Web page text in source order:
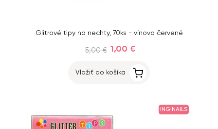
Glitrové tipy na nechty, 70ks - vínovo červené
5,00 € 1,00 €
Vložiť do košíka
INGINAILS